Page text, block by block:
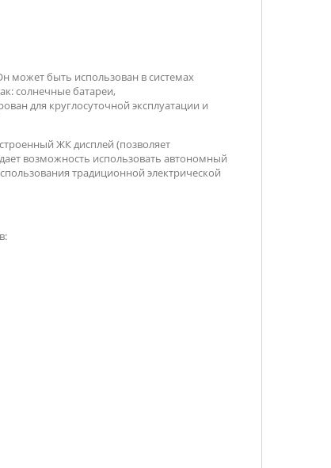
может быть использован в системах
солнечные батареи,
для круглосуточной эксплуатации и
ЖК дисплей (позволяет
возможность использовать автономный
традиционной электрической